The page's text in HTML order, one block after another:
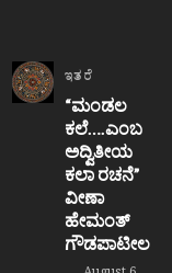
ಇತರೆ
“ಮಂಡಲ
ಕಲೆ….ಎಂಬ
ಅದ್ವಿತೀಯ
ಕಲಾ ರಚನೆ”‌
ವೀಣಾ
ಹೇಮಂತ್‌
ಗೌಡಪಾಟೀಲ